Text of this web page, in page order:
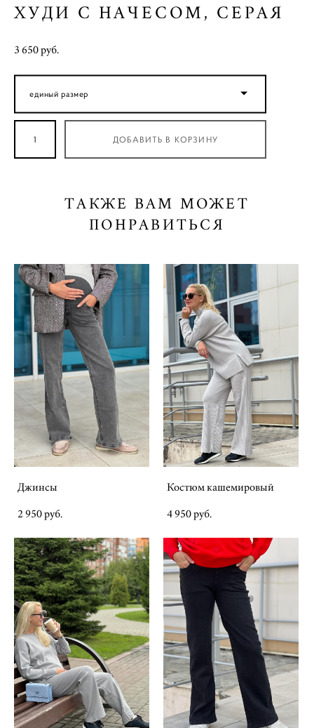
ХУДИ С НАЧЕСОМ, СЕРАЯ
3 650 pуб.
единый размер
ДОБАВИТЬ В КОРЗИНУ
ТАКЖЕ ВАМ МОЖЕТ
ПОНРАВИТЬСЯ
Джинсы
2 950 pуб.
Костюм кашемировый
4 950 pуб.